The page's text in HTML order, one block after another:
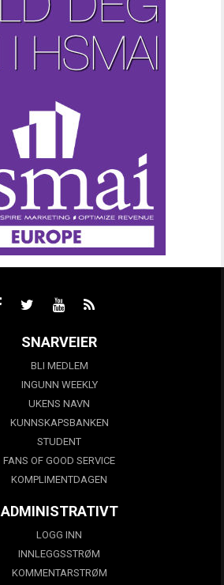
SNARVEIER
BLI MEDLEM
INGUNN WEEKLY
UKENS NAVN
KUNNSKAPSBANKEN
STUDENT
FANS OF GOOD SERVICE
KOMPLIMENTDAGEN
ADMINISTRATIVT
LOGG INN
INNLEGGSSTRØM
KOMMENTARSTRØM